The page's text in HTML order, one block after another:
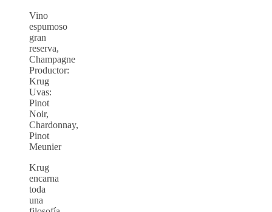
Vino
espumoso
gran
reserva,
Champagne
Productor:
Krug
Uvas:
Pinot
Noir,
Chardonnay,
Pinot
Meunier
Krug
encarna
toda
una